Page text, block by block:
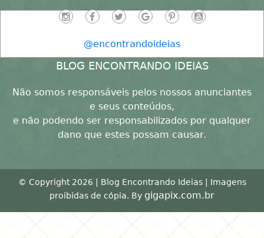
@encontrandoideias
BLOG ENCONTRANDO IDEIAS
Não somos responsáveis pelos nossos anunciantes
e seus conteúdos,
e não podendo ser responsabilizados por qualquer
dano que estes possam causar.
© Copyright 2026 | Blog Encontrando Ideias | Imagens
proibidas de cópia. By gigapix.com.br